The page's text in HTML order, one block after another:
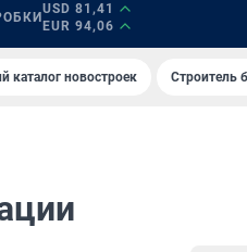
USD 81,41
EUR 94,06
каталог новостроек Строитель